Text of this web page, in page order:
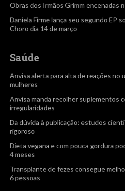
Obras dos Irmãos Grimm encenadas
Daniela Firme lança seu segundo EP
Choro dia 14 de março
Saúde
Anvisa alerta para alta de reações
mulheres
Anvisa manda recolher suplementos
irregularidades
Da dúvida à publicação: estudos
rigoroso
Dieta vegana e com pouca gordura
4 meses
Transplante de fezes consegue
6 pessoas